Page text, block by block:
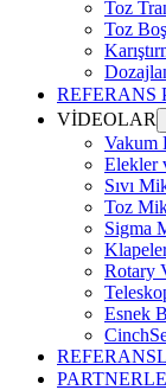
Toz
Toz
REFERANS
VİDEOLAR
Vakum
Elekler
Sıvı
Toz
Sigma
Rotary
Esnek